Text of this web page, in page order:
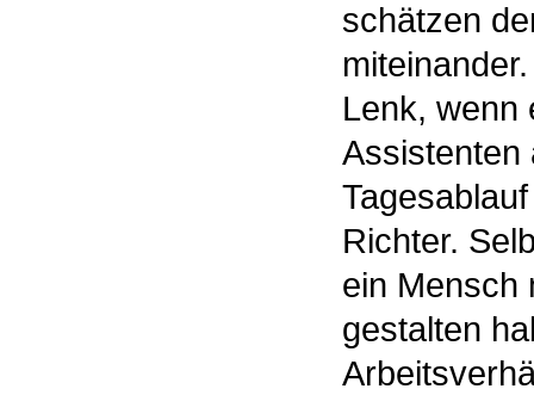
schätzen
Lenk, wenn
Assistenten
Richter.
ein Mensch
gestalten